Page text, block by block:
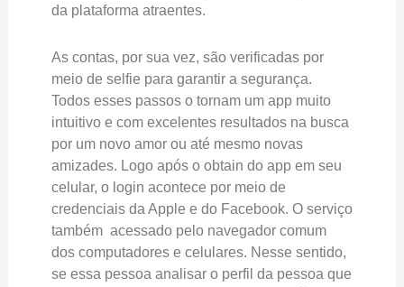
da plataforma atraentes.
As contas, por sua vez, são verificadas por
meio de selfie para garantir a segurança.
Todos esses passos o tornam um app muito
intuitivo e com excelentes resultados na busca
por um novo amor ou até mesmo novas
amizades. Logo após o obtain do app em seu
celular, o login acontece por meio de
credenciais da Apple e do Facebook. O serviço
também acessado pelo navegador comum
dos computadores e celulares. Nesse sentido,
se essa pessoa analisar o perfil da pessoa que